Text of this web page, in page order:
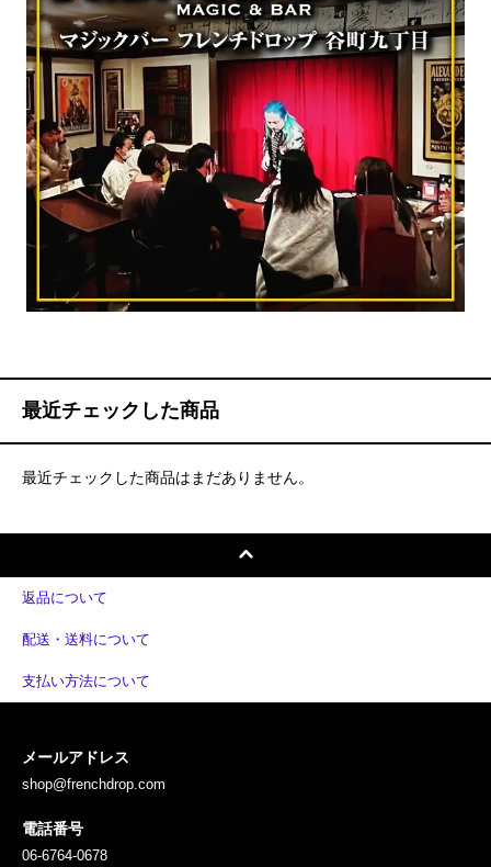
最近チェックした商品
最近チェックした商品はまだありません。
返品について
配送・送料について
支払い方法について
メールアドレス
shop@frenchdrop.com
電話番号
06-6764-0678